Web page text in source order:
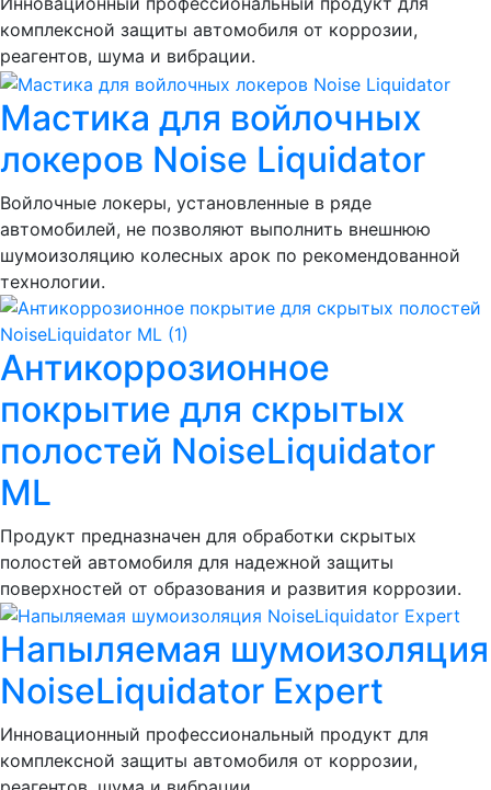
комплексной защиты автомобиля от коррозии,
реагентов, шума и вибрации.
Мастика для войлочных
локеров Noise Liquidator
Войлочные локеры, установленные в ряде
автомобилей, не позволяют выполнить внешнюю
шумоизоляцию колесных арок по рекомендованной
технологии.
Антикоррозионное
покрытие для скрытых
полостей NoiseLiquidator
ML
Продукт предназначен для обработки скрытых
полостей автомобиля для надежной защиты
поверхностей от образования и развития коррозии.
Напыляемая шумоизоляция
NoiseLiquidator Expert
Инновационный профессиональный продукт для
комплексной защиты автомобиля от коррозии,